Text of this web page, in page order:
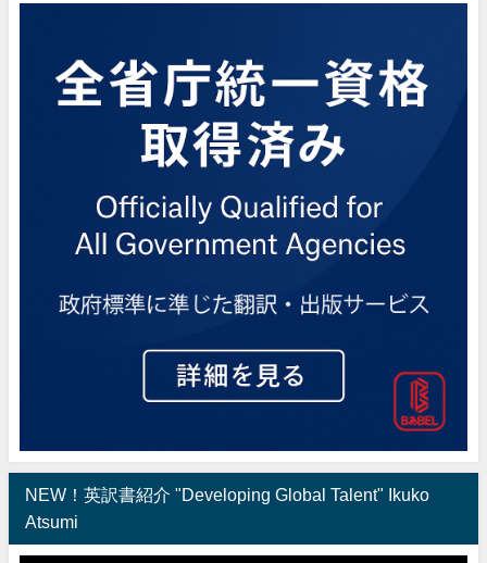
NEW！英訳書紹介 "Developing Global Talent" Ikuko
Atsumi